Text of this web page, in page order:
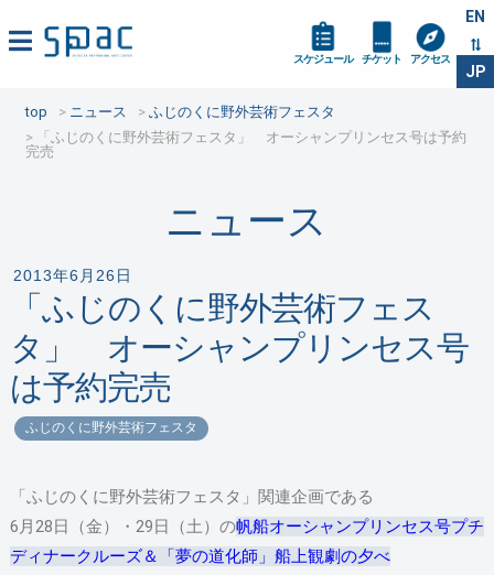
EN
JP
スケジュール チケット アクセス
top ニュース
ふじのくに野外芸術フェスタ
「ふじのくに野外芸術フェスタ」 オーシャンプリンセス号は予約
完売
ニュース
2013年6月26日
「ふじのくに野外芸術フェス
タ」 オーシャンプリンセス号
は予約完売
ふじのくに野外芸術フェスタ
「ふじのくに野外芸術フェスタ」関連企画である
6月28日（金）・29日（土）の帆船オーシャンプリンセス号プチ
ディナークルーズ＆「夢の道化師」船上観劇の夕べ